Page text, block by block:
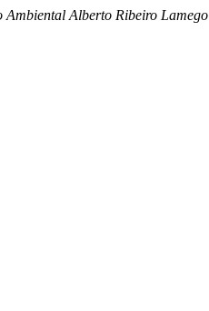
Ambiental Alberto Ribeiro Lamego